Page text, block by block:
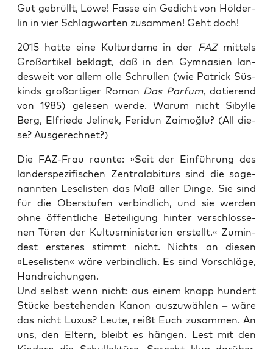
Gut gebrüllt, Löwe! Fas­se ein Gedicht von Höl­der­
lin in vier Schlag­wor­ten zusam­men! Geht doch!
2015 hat­te eine Kul­tur­da­me in der FAZmit­tels
Groß­ar­ti­kel beklagt, daß in den Gym­na­si­en lan­
des­weit vor allem olle Schrul­len (wie Patrick Süs­
kinds groß­ar­ti­ger Roman Das Par­fum, datie­rend
von 1985) gele­sen wer­de. War­um nicht Sibyl­le
Berg, Elfrie­de Jeli­nek, Fer­idun Zai­moğ­lu? (All die­
se? Ausgerechnet?)
Die FAZ-Frau raun­te: »Seit der Ein­füh­rung des
län­der­spe­zi­fi­schen Zen­tral­ab­iturs sind die soge­
nann­ten Lese­lis­ten das Maß aller Din­ge. Sie sind
für die Ober­stu­fen ver­bind­lich, und sie wer­den
ohne öffent­li­che Betei­li­gung hin­ter ver­schlos­se­
nen Türen der Kul­tus­mi­nis­te­ri­en erstellt.« Zumin­
dest ers­te­res stimmt nicht. Nichts an die­sen
»Lese­lis­ten« wäre ver­bind­lich. Es sind Vor­schlä­ge,
Handreichungen.
Und selbst wenn nicht: aus einem knapp hun­dert
Stü­cke bestehen­den Kanon aus­zu­wäh­len – wäre
das nicht Luxus? Leu­te, reißt Euch zusam­men. An
uns, den Eltern, bleibt es hän­gen. Lest mit den